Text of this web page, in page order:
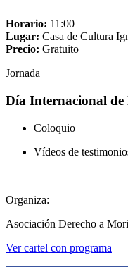
Horario: 11:00
Lugar: Casa de Cultura
Precio: Gratuito
Jornada
Día Internacional
Coloquio
Vídeos de
Organiza:
Asociación Derecho a
Ver cartel con programa